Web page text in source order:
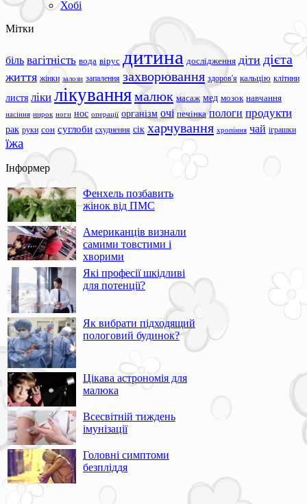
Хобі
Мітки
біль вагітність вода вірус дитина дослідження діти дієта
життя жінки залози запалення захворювання здоров'я кальцію клітини
листя ліки лікуваннямалюк масаж мед мозок навчання
насіння нирок ноги нос операції організм очі печінка пологи продукти
рак руки сон суглоби схуднення сік харчування хропіння чай іграшки
їжа
Інформер
Фенхель позбавить
жінок від ПМС
Американців визнали
самими товстими і
хворими
Які професії шкідливі
для потенції?
Як вибрати підходящий
пологовий будинок?
Цікава астрономія для
малюка
Всесвітній тиждень
імунізації
Головні симптоми
безпліддя